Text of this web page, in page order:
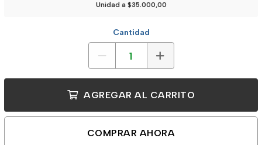
Unidad a $35.000,00
Cantidad
AGREGAR AL CARRITO
COMPRAR AHORA